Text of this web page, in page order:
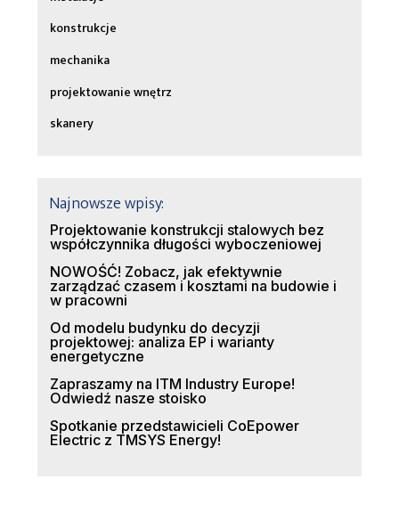
konstrukcje
mechanika
projektowanie wnętrz
skanery
Najnowsze wpisy:
Projektowanie konstrukcji stalowych bez
współczynnika długości wyboczeniowej
NOWOŚĆ! Zobacz, jak efektywnie
zarządzać czasem i kosztami na budowie i
w pracowni
Od modelu budynku do decyzji
projektowej: analiza EP i warianty
energetyczne
Zapraszamy na ITM Industry Europe!
Odwiedź nasze stoisko
Spotkanie przedstawicieli CoEpower
Electric z TMSYS Energy!